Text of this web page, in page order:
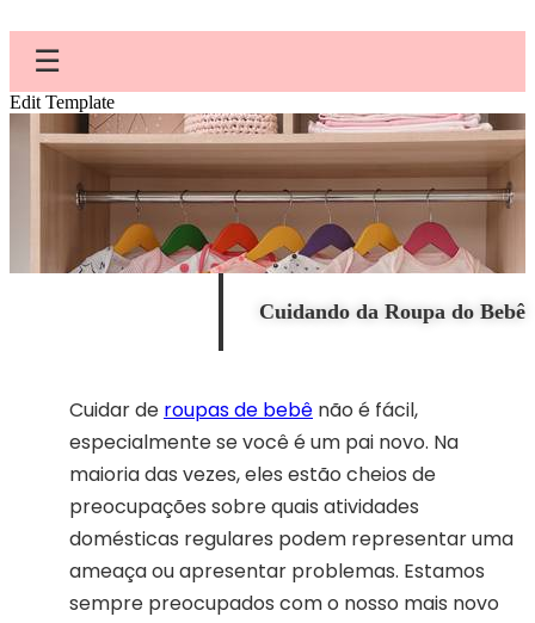
☰
Edit Template
Cuidando da Roupa do Bebê
Cuidar de roupas de bebê não é fácil,
especialmente se você é um pai novo. Na
maioria das vezes, eles estão cheios de
preocupações sobre quais atividades
domésticas regulares podem representar uma
ameaça ou apresentar problemas. Estamos
sempre preocupados com o nosso mais novo